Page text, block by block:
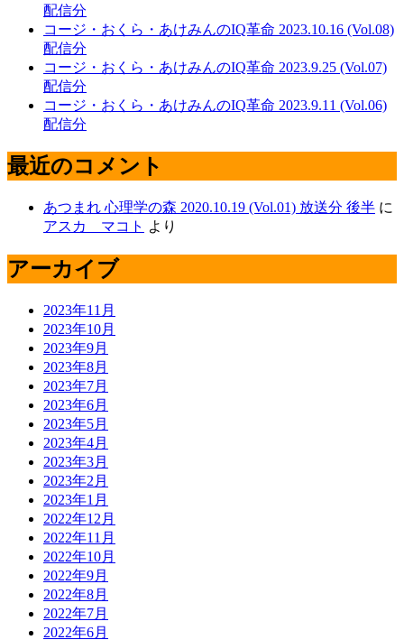
配信分
コージ・おくら・あけみんのIQ革命 2023.10.16 (Vol.08)
配信分
コージ・おくら・あけみんのIQ革命 2023.9.25 (Vol.07)
配信分
コージ・おくら・あけみんのIQ革命 2023.9.11 (Vol.06)
配信分
最近のコメント
あつまれ 心理学の森 2020.10.19 (Vol.01) 放送分 後半 に
アスカ マコト より
アーカイブ
2023年11月
2023年10月
2023年9月
2023年8月
2023年7月
2023年6月
2023年5月
2023年4月
2023年3月
2023年2月
2023年1月
2022年12月
2022年11月
2022年10月
2022年9月
2022年8月
2022年7月
2022年6月